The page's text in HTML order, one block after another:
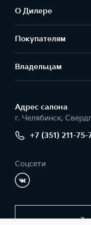
О Дилере
Покупателям
Владельцам
Адрес салонa
г. Челябинск,
+7 (351) 211-75-
Соцсети